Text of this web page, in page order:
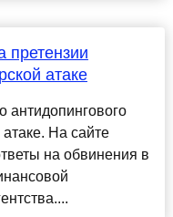
атаке
антидопингового
атаке. На сайте
на обвинения в